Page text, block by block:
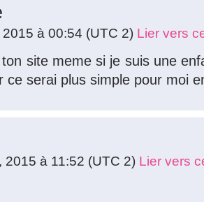
à 00:54 (UTC 2) Lier vers
ton site meme si je suis une
ce serai plus simple pour moi
2015 à 11:52 (UTC 2) Lier vers